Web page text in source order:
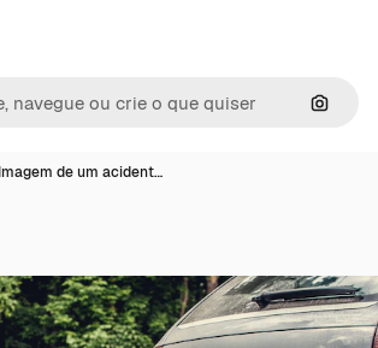
Imagem de um acident…